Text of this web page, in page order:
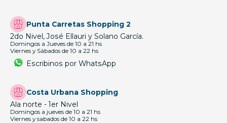
Punta Carretas Shopping 2
2do Nivel, José Ellauri y Solano García.
Domingos a Jueves de 10 a 21 hs
Viernes y Sábados de 10 a 22 hs
Escribinos por WhatsApp
Costa Urbana Shopping
Ala norte - 1er Nivel
Domingos a jueves de 10 a 21 hs
Viernes y sabados de 10 a 22 hs